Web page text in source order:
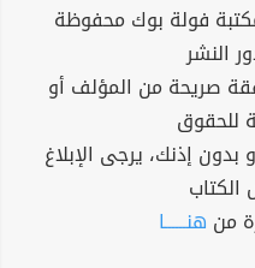
فولة بوك محفوظة
النشر
صريحة من المؤلف أو
للحقوق
إذنك، يرجى الإبلاغ
من هنــــــا